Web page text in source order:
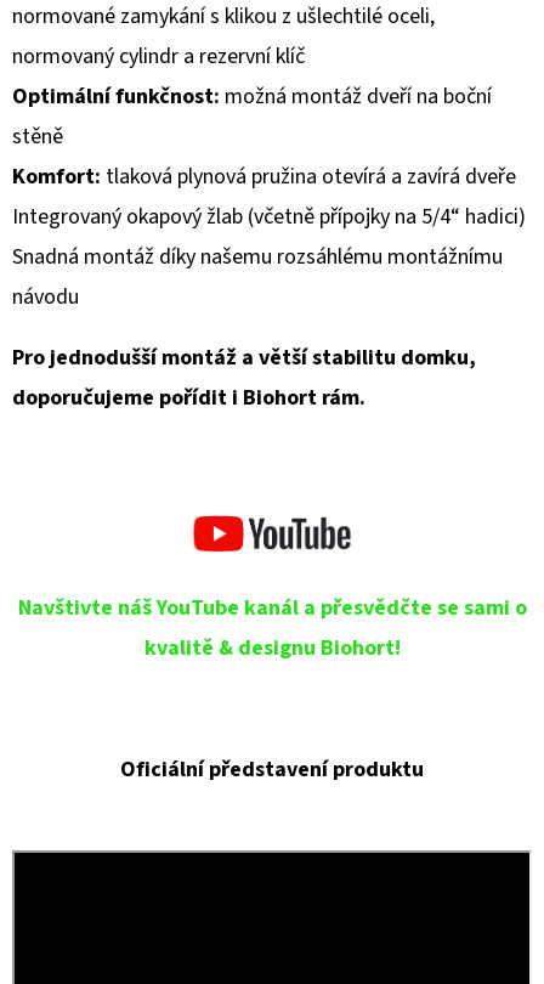
normované zamykání s klikou z ušlechtilé oceli,
normovaný cylindr a rezervní klíč
Optimální funkčnost: možná montáž dveří na boční
stěně
Komfort: tlaková plynová pružina otevírá a zavírá dveře
Integrovaný okapový žlab (včetně přípojky na 5/4“ hadici)
Snadná montáž díky našemu rozsáhlému montážnímu
návodu
Pro jednodušší montáž a větší stabilitu domku,
doporučujeme pořídit i Biohort rám.
Navštivte náš YouTube kanál a přesvědčte se sami o
kvalitě & designu Biohort!
Oficiální představení produktu
U
Č
U
J
E
M
E